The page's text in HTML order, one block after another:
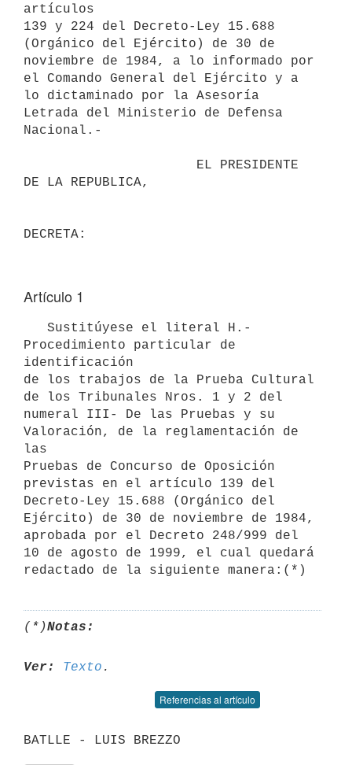
artículos
139 y 224 del Decreto-Ley 15.688
(Orgánico del Ejército) de 30 de
noviembre de 1984, a lo informado por
el Comando General del Ejército y a
lo dictaminado por la Asesoría
Letrada del Ministerio de Defensa
Nacional.-
DE LA REPUBLICA,
Artículo 1
Procedimiento particular de
identificación
de los trabajos de la Prueba Cultural
de los Tribunales Nros. 1 y 2 del
numeral III- De las Pruebas y su
Valoración, de la reglamentación de
las
Pruebas de Concurso de Oposición
previstas en el artículo 139 del
Decreto-Ley 15.688 (Orgánico del
Ejército) de 30 de noviembre de 1984,
aprobada por el Decreto 248/999 del
10 de agosto de 1999, el cual quedará
(*)Notas:
Ver: Texto
Referencias al artículo